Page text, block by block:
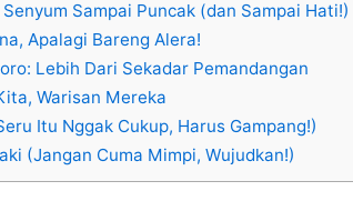
Sampai Puncak (dan Sampai Hati!)
Apalagi Bareng Alera!
Lebih Dari Sekadar Pemandangan
Warisan Mereka
Itu Nggak Cukup, Harus Gampang!)
(Jangan Cuma Mimpi, Wujudkan!)